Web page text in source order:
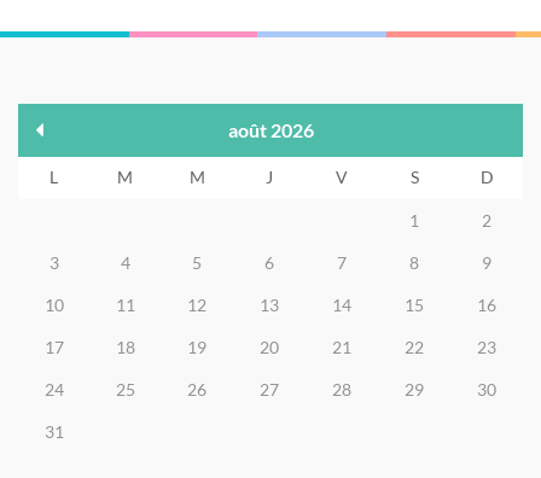
août 2026
L M M J V S D
1 2
3 4 5 6 7 8 9
10 11 12 13 14 15 16
17 18 19 20 21 22 23
24 25 26 27 28 29 30
31